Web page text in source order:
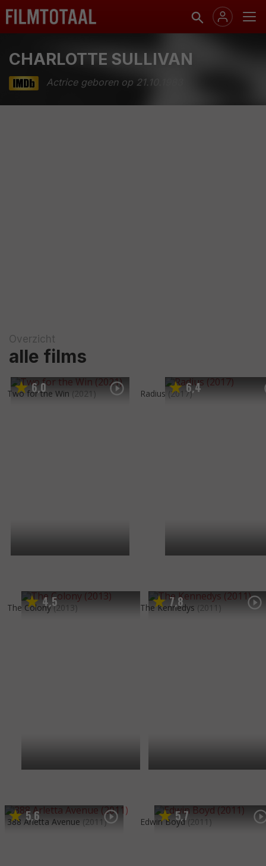
CHARLOTTE SULLIVAN
Actrice geboren op 21.10.1983
Overzicht
alle films
6,0
Two for the Win (2021) 6,4
Radius (2017)
4,5
The Colony (2013) 7,8
The Kennedys (2011)
5,6
388 Arletta Avenue (2011) 5,7
Edwin Boyd (2011)